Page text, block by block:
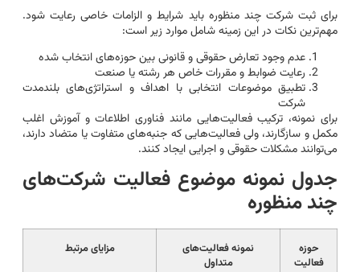
برای ثبت شرکت چند منظوره باید شرایط و الزامات خاصی رعایت شود.
مهم‌ترین نکات در این زمینه شامل موارد زیر است:
عدم وجود تعارض حقوقی و قانونی بین حوزه‌های انتخاب شده
رعایت ضوابط و مقررات خاص هر رشته یا صنعت
تطبیق موضوعات انتخابی با اهداف و استراتژی‌های بلندمدت
شرکت
برای نمونه، ترکیب فعالیت‌هایی مانند فناوری اطلاعات و آموزش اغلب
مکمل و سازگارند، ولی فعالیت‌هایی که جنبه‌های متفاوت یا متضاد دارند،
می‌توانند مشکلات حقوقی و اجرایی ایجاد کنند.
جدول نمونه موضوع فعالیت شرکت‌های
چند منظوره
حوزه
فعالیت
نمونه فعالیت‌های
متداول
مزایای مرتبط